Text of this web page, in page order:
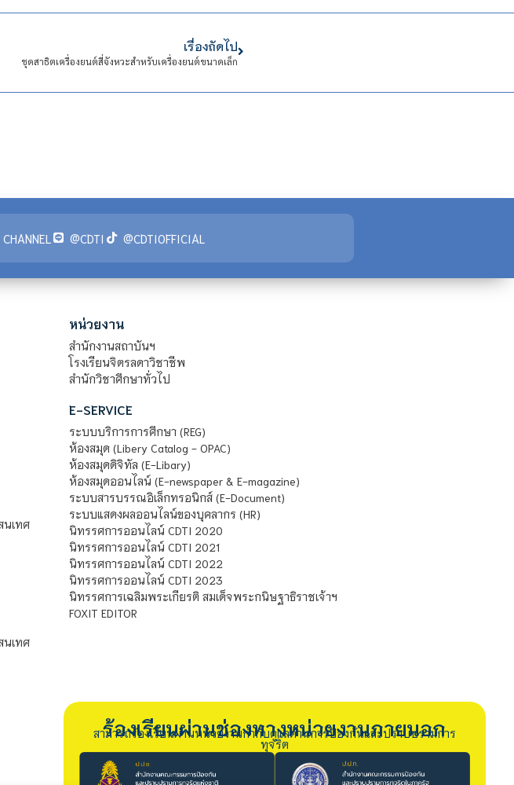
เรื่องถัดไป
ชุดสาธิตเครื่องยนต์สี่จังหวะสำหรับเครื่องยนต์ขนาดเล็ก
@CDTI @CDTIOFFICIAL
นเทศ
นเทศ
หน่วยงาน
สำนักงานสถาบันฯ
โรงเรียนจิตรลดาวิชาชีพ
สำนักวิชาศึกษาทั่วไป
E-SERVICE
ระบบบริการการศึกษา (REG)
ห้องสมุด (Libery Catalog - OPAC)
ห้องสมุดดิจิทัล (E-Libary)
ห้องสมุดออนไลน์ (E-newspaper & E-magazine)
ระบบสารบรรณอิเล็กทรอนิกส์ (E-Document)
ระบบแสดงผลออนไลน์ของบุคลากร (HR)
นิทรรศการออนไลน์ CDTI 2020
นิทรรศการออนไลน์ CDTI 2021
นิทรรศการออนไลน์ CDTI 2022
นิทรรศการออนไลน์ CDTI 2023
นิทรรศการเฉลิมพระเกียรติ สมเด็จพระกนิษฐาธิราชเจ้าฯ
FOXIT EDITOR
ร้องเรียนผ่านช่องทางหน่วยงานภายนอก
สามารถร้องเรียนผ่านหน่วยงานกำกับดูแลด้านการป้องกันและปราบปรามการ
ทุจริต